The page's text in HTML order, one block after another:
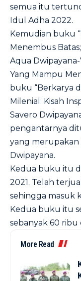
semua itu
Idul Adha 2022.
Kemudian buku
Menembus
Aqua
Yang Mampu
buku “Berkarya
Milenial: Kisah
Savero
pengantarnya
yang merupakan
Dwipayana.
Kedua buku itu
2021. Telah
sehingga masuk
Kedua buku itu
sebanyak 60 ribu
More Read